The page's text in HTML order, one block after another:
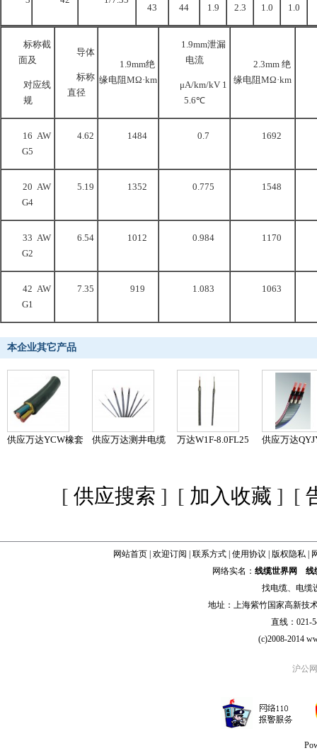
43 44 1.9 2.3 1.0 1.0
标称截
面及
对应线
规
导体
标称
直径
1.9mm绝
缘电阻MΩ·km
1.9mm泄漏
电流
μA/km/kV 1
5.6℃
2.3mm 绝
缘电阻MΩ·km
16 AW
G5
4.62 1484 0.7 1692
20 AW
G4
5.19 1352 0.775 1548
33 AW
G2
6.54 1012 0.984 1170
42 AW
G1
7.35 919 1.083 1063
本企业其它产品
供应万达YCW橡套
供应万达测井电缆
万达W1F-8.0FL25
供应万达
[ 供应搜索 ] [ 加入收藏 ] [
网站首页| 欢迎订阅 联系方式| 使用协议 版权隐私|
网络实名： 线缆世界网
线
找电缆、 电缆
地址：上海紫竹国家高新技
直线：021-
(c)2008-2014
沪公